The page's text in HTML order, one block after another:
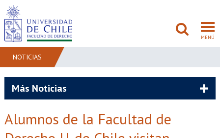
MENÚ
NOTICIAS
Más Noticias
Alumnos de la Facultad de